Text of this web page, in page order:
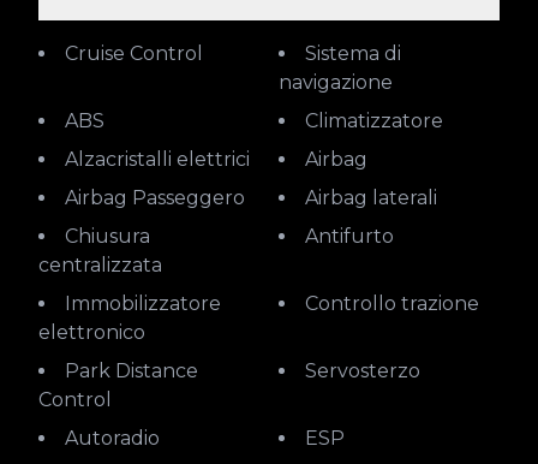
Cruise Control
Sistema di
navigazione
ABS
Climatizzatore
Alzacristalli elettrici
Airbag
Airbag Passeggero
Airbag laterali
Chiusura
centralizzata
Antifurto
Immobilizzatore
elettronico
Controllo trazione
Park Distance
Control
Servosterzo
Autoradio
ESP